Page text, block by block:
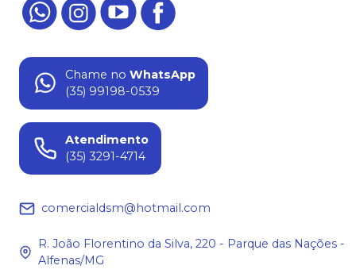
Chame no WhatsApp
(35) 99198-0539
Atendimento
(35) 3291-4714
comercialdsm@hotmail.com
R. João Florentino da Silva, 220 - Parque das Nações -
Alfenas/MG